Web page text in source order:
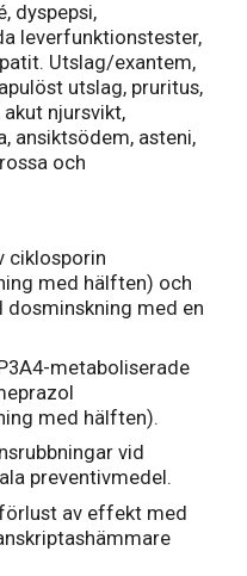
dyspepsi,
leverfunktionstester,
Utslag/exantem,
utslag, pruritus,
njursvikt,
ansiktsödem, asteni,
och
ciklosporin
med hälften) och
med en
metaboliserade
med hälften).
vid
preventivmedel.
av effekt med